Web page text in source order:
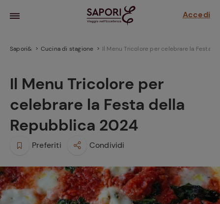
Accedi
sensi di
Sapori& Cucina di stagione Il Menu Tricolore per celebrare la Festa
Il Menu Tricolore per
celebrare la Festa della
Repubblica 2024
Preferiti Condividi